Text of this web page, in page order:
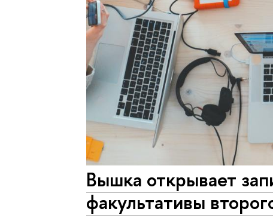
Вышка открывает
факультативы